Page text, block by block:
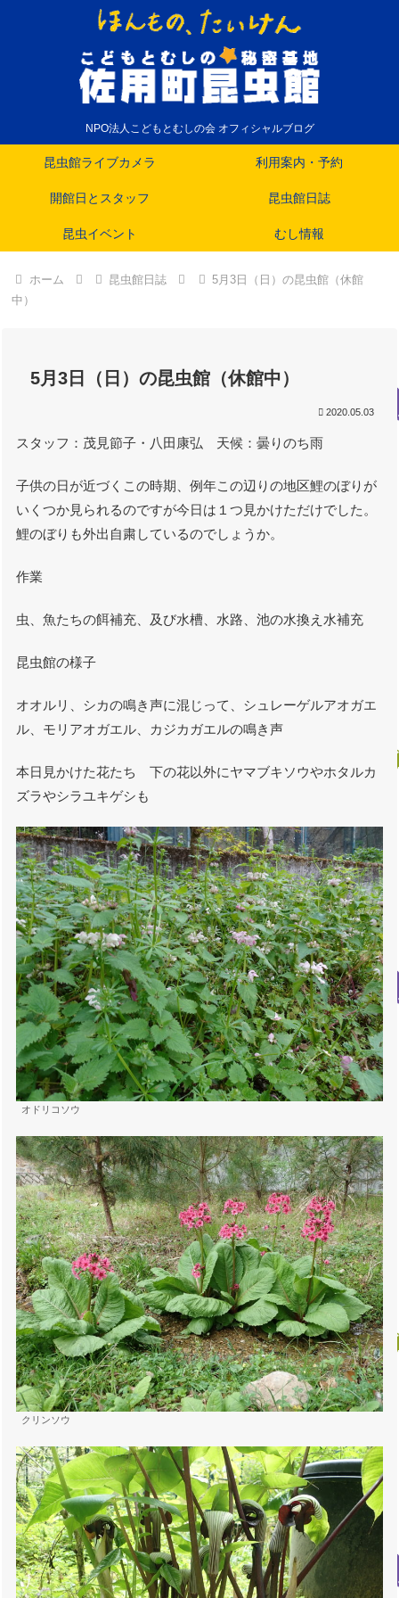
NPO法人こどもとむしの会 オフィシャルブログ
昆虫館ライブカメラ 利用案内・予約
開館日とスタッフ 昆虫館日誌
昆虫イベント むし情報
ホーム 昆虫館日誌
5月3日（日）の昆虫館（休館
中）
5月3日（日）の昆虫館（休館中）
2020.05.03
スタッフ：茂見節子・八田康弘 天候：曇りのち雨
子供の日が近づくこの時期、例年この辺りの地区鯉のぼりが
いくつか見られるのですが今日は１つ見かけただけでした。
鯉のぼりも外出自粛しているのでしょうか。
作業
虫、魚たちの餌補充、及び水槽、水路、池の水換え水補充
昆虫館の様子
オオルリ、シカの鳴き声に混じって、シュレーゲルアオガエ
ル、モリアオガエル、カジカガエルの鳴き声
本日見かけた花たち 下の花以外にヤマブキソウやホタルカ
ズラやシラユキゲシも
オドリコソウ
クリンソウ